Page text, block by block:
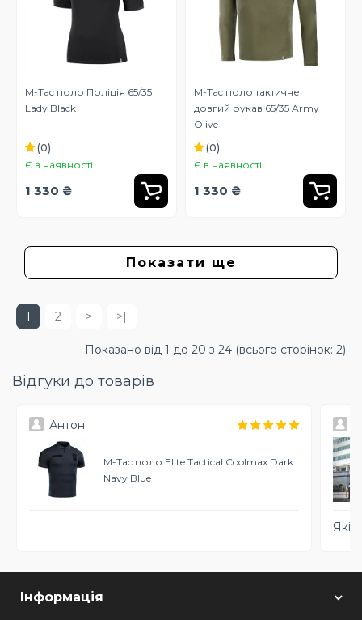
M-Tac поло Поліція 65/35
Lady Black
(0)
Є в наявності
1 330 ₴
M-Tac поло тактичне
довгий рукав 65/35 Army
Olive
(0)
Є в наявності
1 330 ₴
Показати ще
1 2 > >|
Показано від 1 до 20 з 24 (всього сторінок: 2)
Відгуки до товарів
Антон
M-Tac поло Elite Tactical Coolmax Dark
Navy Blue
Інформація